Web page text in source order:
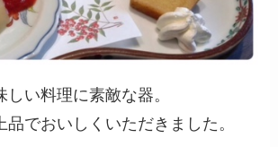
い料理に素敵な器。
品でおいしくいただきました。